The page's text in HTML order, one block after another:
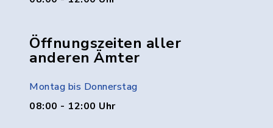
Öffnungszeiten aller
anderen Ämter
Montag bis Donnerstag
08:00 - 12:00 Uhr